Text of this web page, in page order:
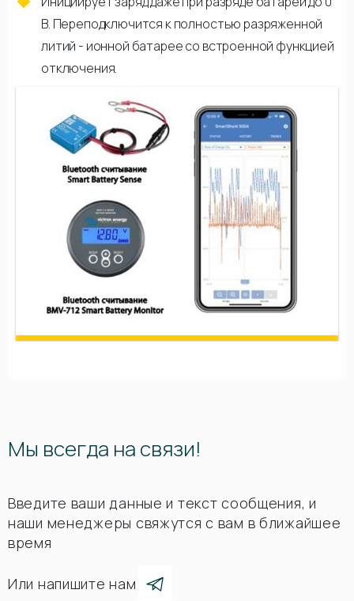
В. Переподключится к полностью разряженной
литий - ионной батарее со встроенной функцией
отключения.
Мы всегда на связи!
Введите ваши данные и текст сообщения, и
наши менеджеры свяжутся с вам в ближайшее
время
Или напишите нам